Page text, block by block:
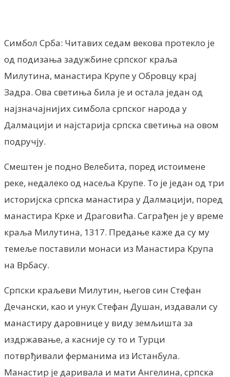
Симбол Срба: Читавих седам векова протекло је
од подизања задужбине српског краља
Милутина, манастира Крупе у Обровцу крај
Задра. Ова светиња била је и остала један од
најзначајнијих симбола српског народа у
Далмацији и најстарија српска светиња на овом
подручју.
Смештен је подно Велебита, поред истоимене
реке, недалеко од насеља Крупе. То је један од три
историјска српска манастира у Далмацији, поред
манастира Крке и Драговића. Саграђен је у време
краља Милутина, 1317. Предање каже да су му
темеље поставили монаси из Манастира Крупа
на Врбасу.
Српски краљеви Милутин, његов син Стефан
Дечански, као и унук Стефан Душан, издавали су
манастиру даровнице у виду земљишта за
издржавање, а касније су то и Турци
потврђивали ферманима из Истанбула.
Манастир је даривала и мати Ангелина, српска